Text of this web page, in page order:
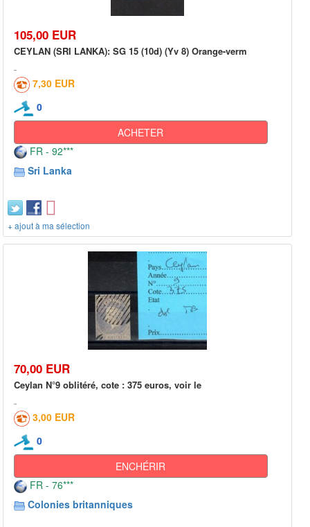
105,00 EUR
CEYLAN (SRI LANKA): SG 15 (10d) (Yv 8) Orange-verm
7,30 EUR
0
ACHETER
FR - 92***
Sri Lanka
+ ajout à ma sélection
70,00 EUR
Ceylan N°9 oblitéré, cote : 375 euros, voir le
3,00 EUR
0
ENCHÉRIR
FR - 76***
Colonies britanniques